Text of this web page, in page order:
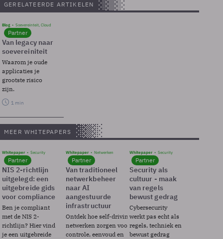
GERELATEERDE ARTIKELEN
Blog Soevereinteit, Cloud
Partner
Van legacy naar
soevereiniteit
Waarom je oude
applicaties je
grootste risico
zijn.
1 min
MEER WHITEPAPERS
Whitepaper Security
Partner
NIS 2-richtlijn
uitgelegd: een
uitgebreide gids
voor compliance
Ben je compliant
met de NIS 2-
richtlijn? Hier vind
je een uitgebreide
Whitepaper Netwerken
Partner
Van traditioneel
netwerkbeheer
naar AI
aangestuurde
infrastructuur
Ontdek hoe self-driving
netwerken zorgen voor
controle, eenvoud en
Whitepaper Security
Partner
Security als
cultuur - maak
van regels
bewust gedrag
Cybersecurity
werkt pas echt als
regels, techniek en
bewust gedrag